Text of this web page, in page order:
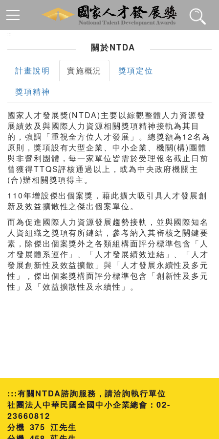
:::
關於NTDA
計畫說明 實施概況
獎項定位
獎項精神
國家人才發展獎(NTDA)主要以綜觀整體人力資源發
展績效及與國際人力資源相關獎項精神接軌為其目
的，強調「重視全方位人才發展」。總獎額為12名為
原則，獎項設有大型企業、中小企業、機關(構)團體
與非營利團體，每一家單位皆需於受理報名截止日前
曾獲得TTQS評核通過以上，或為中央政府機關主
(合)辦相關獎項得主。
110年增設傑出個案獎，藉此擴大吸引具人才發展創
新及效益擴散性之傑出個案單位。
而為促進國際人力資源發展趨勢接軌，並與國際知名
人資組織之獎項有所鏈結，參考納入其審核之關鍵要
素，除傑出個案獎外之各類組構面評分標準包含「人
才發展體系運作」、「人才發展績效連結」、「人才
發展創新性及效益擴散」與「人才發展永續性及多元
性」，傑出個案獎構面評分標準包含「創新性及多元
性」及「效益擴散性及永續性」。
:::有關NTDA諮詢服務，請洽詢執行單位
社團法人中華民國全國中小企業總會：02-
23660812
分機 375 江先生